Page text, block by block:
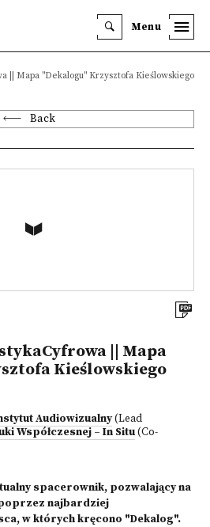
Menu
|| Mapa "Dekalogu" Krzysztofa Kieślowskiego
Back
|| Mapa
Kieślowskiego
Audiowizualny(Lead
Współczesnej – In Situ(Co-
spacerownik, pozwalający na
najbardziej
w których kręcono "Dekalog".